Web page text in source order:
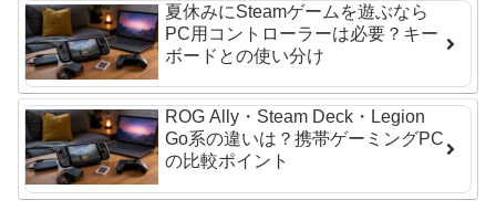
夏休みにSteamゲームを遊ぶなら
PC用コントローラーは必要？キー
ボードとの使い分け
ROG Ally・Steam Deck・Legion
Go系の違いは？携帯ゲーミングPC
の比較ポイント